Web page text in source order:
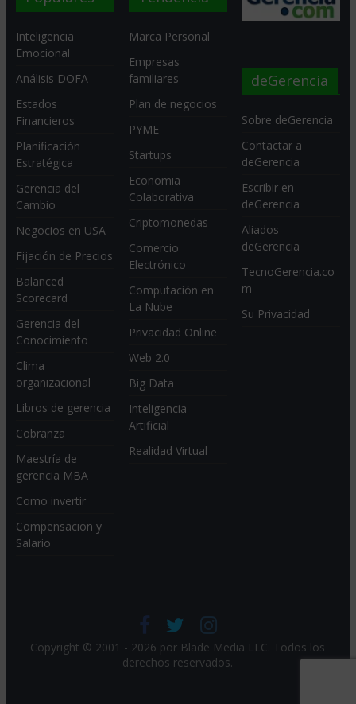
Inteligencia
Emocional
Análisis DOFA
Estados
Financieros
Planificación
Estratégica
Gerencia del
Cambio
Negocios en USA
Fijación de Precios
Balanced
Scorecard
Gerencia del
Conocimiento
Clima
organizacional
Libros de gerencia
Cobranza
Maestría de
gerencia MBA
Como invertir
Compensacion y
Salario
Marca Personal
Empresas
familiares
Plan de negocios
PYME
Startups
Economia
Colaborativa
Criptomonedas
Comercio
Electrónico
Computación en
La Nube
Privacidad Online
Web 2.0
Big Data
Inteligencia
Artificial
Realidad Virtual
deGerencia
Sobre deGerencia
Contactar a
deGerencia
Escribir en
deGerencia
Aliados
deGerencia
TecnoGerencia.co
m
Su Privacidad
Copyright © 2001 - 2026 por Blade Media LLC. Todos los
derechos reservados.